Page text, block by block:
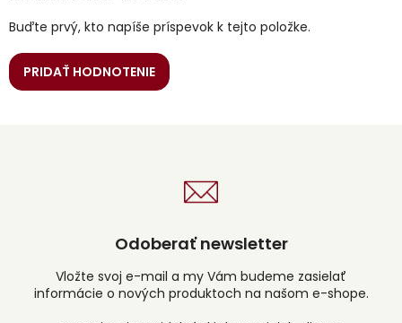
Buďte prvý, kto napíše príspevok k tejto položke.
PRIDAŤ HODNOTENIE
Odoberať newsletter
Vložte svoj e-mail a my Vám budeme zasielať
informácie o nových produktoch na našom e-shope.